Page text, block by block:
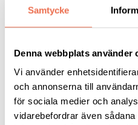
Samtycke
Denna webbplats använder
Vi använder
och annonserna till
för sociala medier och
vidarebefordrar även
övningar kan anpassas till
När -Start augusti 17
Måndag 13:30 - 15:00
Onsdag 13:30 - 15:00